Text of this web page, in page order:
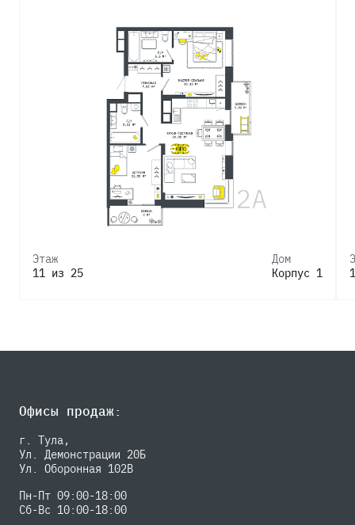
Этаж
11 из 25
Дом
Корпус 1
Офисы продаж:
г. Тула,
Ул. Демонстрации 20Б
Ул. Оборонная 102В
Пн-Пт 09:00-18:00
Сб-Вс 10:00-18:00